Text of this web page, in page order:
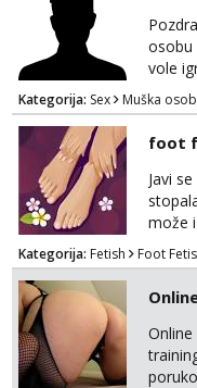
osobu
vole
zelis i
viber,
Kategorija: Sex Muška
foot
Javi
može
mogu
Kategorija: Fetish Foot